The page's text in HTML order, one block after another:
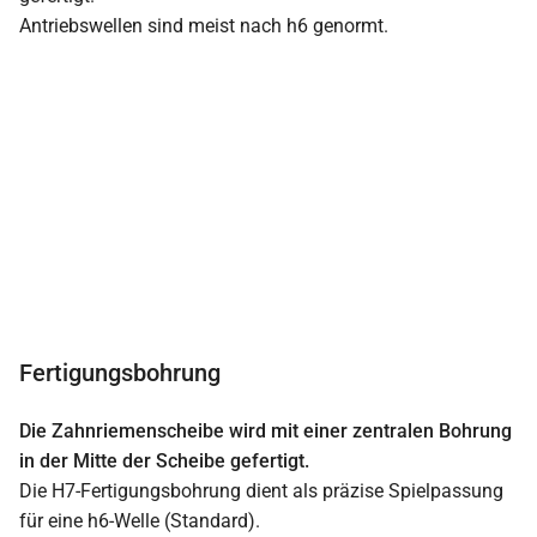
Antriebswellen sind meist nach h6 genormt.
Fertigungsbohrung
Die Zahnriemenscheibe wird mit einer zentralen Bohrung
in der Mitte der Scheibe gefertigt.
Die H7-Fertigungsbohrung dient als präzise Spielpassung
für eine h6-Welle (Standard).